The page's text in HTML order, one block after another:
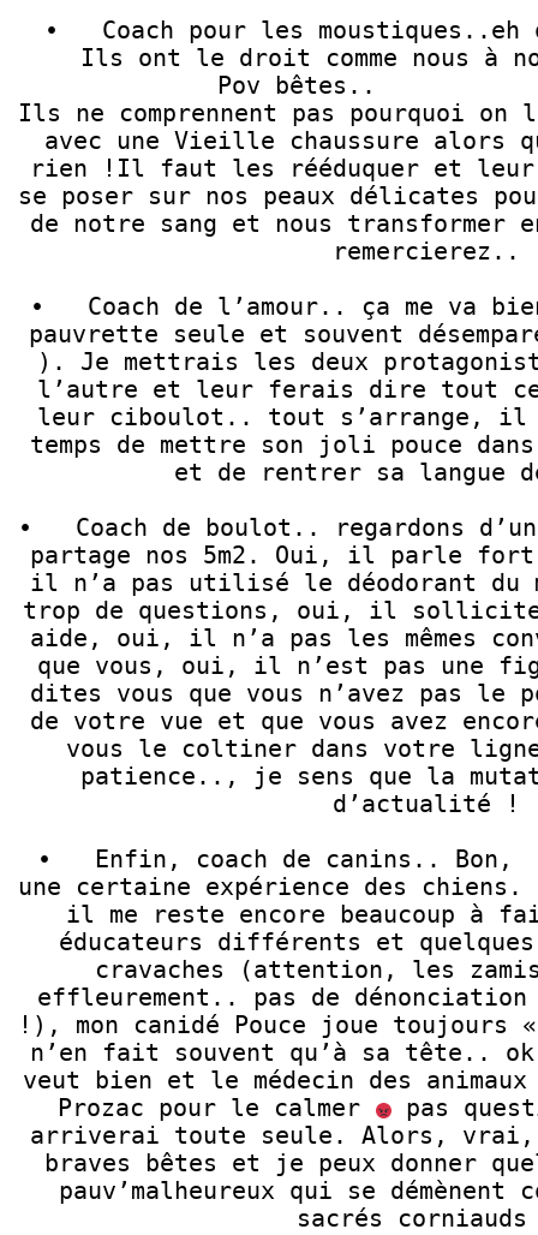
•   Coach pour les
Ils ont le droit comme nous à
Pov
Ils ne comprennent pas pourquoi on
avec une Vieille chaussure alors
rien !Il faut les rééduquer et leur
se poser sur nos peaux délicates
de notre sang et nous transformer
remercierez..
•   Coach de l’amour.. ça me va
pauvrette seule et souvent
). Je mettrais les deux
l’autre et leur ferais dire tout ce
leur ciboulot.. tout s’arrange, il
temps de mettre son joli pouce
et de rentrer sa langue
•   Coach de boulot.. regardons
partage nos 5m2. Oui, il parle
il n’a pas utilisé le déodorant
trop de questions, oui, il sollicite
aide, oui, il n’a pas les mêmes
que vous, oui, il n’est pas une
dites vous que vous n’avez pas
de votre vue et que vous avez
vous le coltiner dans votre
patience.., je sens que la
d’actualité !
•   Enfin, coach de canins..
une certaine expérience des chiens.
il me reste encore beaucoup à
éducateurs différents et
cravaches (attention, les
effleurement.. pas de
!), mon canidé Pouce joue toujours
n’en fait souvent qu’à sa tête..
veut bien et le médecin des
Prozac pour le calmer
pas
arriverai toute seule. Alors, vrai,
braves bêtes et je peux donner
pauv’malheureux qui se démènent
sacrés